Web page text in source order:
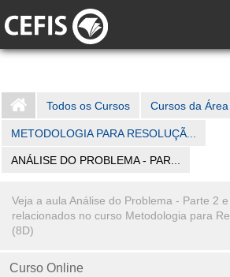
Todos os Cursos Cursos da
METODOLOGIA PARA RESOLUÇÃ...
ANÁLISE DO PROBLEMA - PAR...
Veja a aula Análise do Problema - Parte 2
relacionados no curso Metodologia para
(8D)
Curso Online